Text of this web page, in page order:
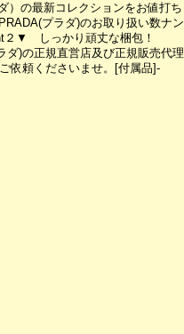
）の最新コレクションをお値打ち
プラダ)のお取り扱い数ナン
▼ しっかり頑丈な梱包！
)の正規直営店及び正規販売代理
依頼くださいませ。[付属品]-